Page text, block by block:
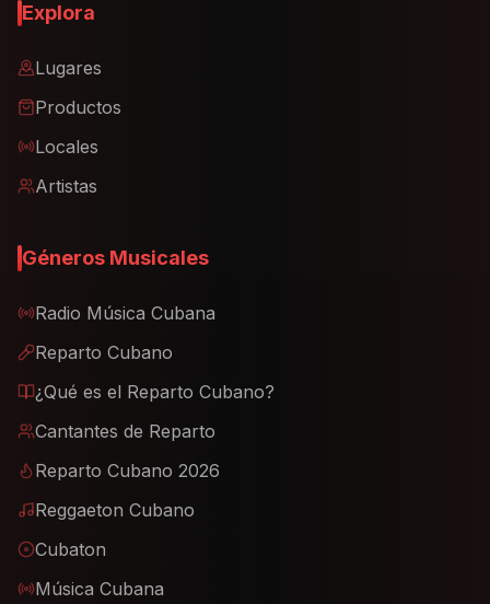
Explora
Lugares
Productos
Locales
Artistas
Géneros Musicales
Radio Música Cubana
Reparto Cubano
¿Qué es el Reparto Cubano?
Cantantes de Reparto
Reparto Cubano 2026
Reggaeton Cubano
Cubaton
Música Cubana